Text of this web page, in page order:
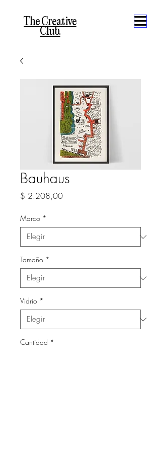
The Creative
Club.
Bauhaus
$ 2.208,00Precio
Marco *
Tamaño *
Vidrio *
Cantidad *